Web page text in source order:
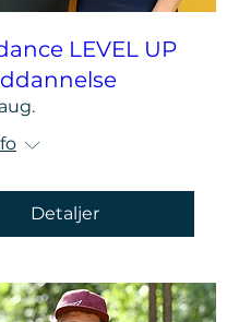
LEVEL UP
Detaljer